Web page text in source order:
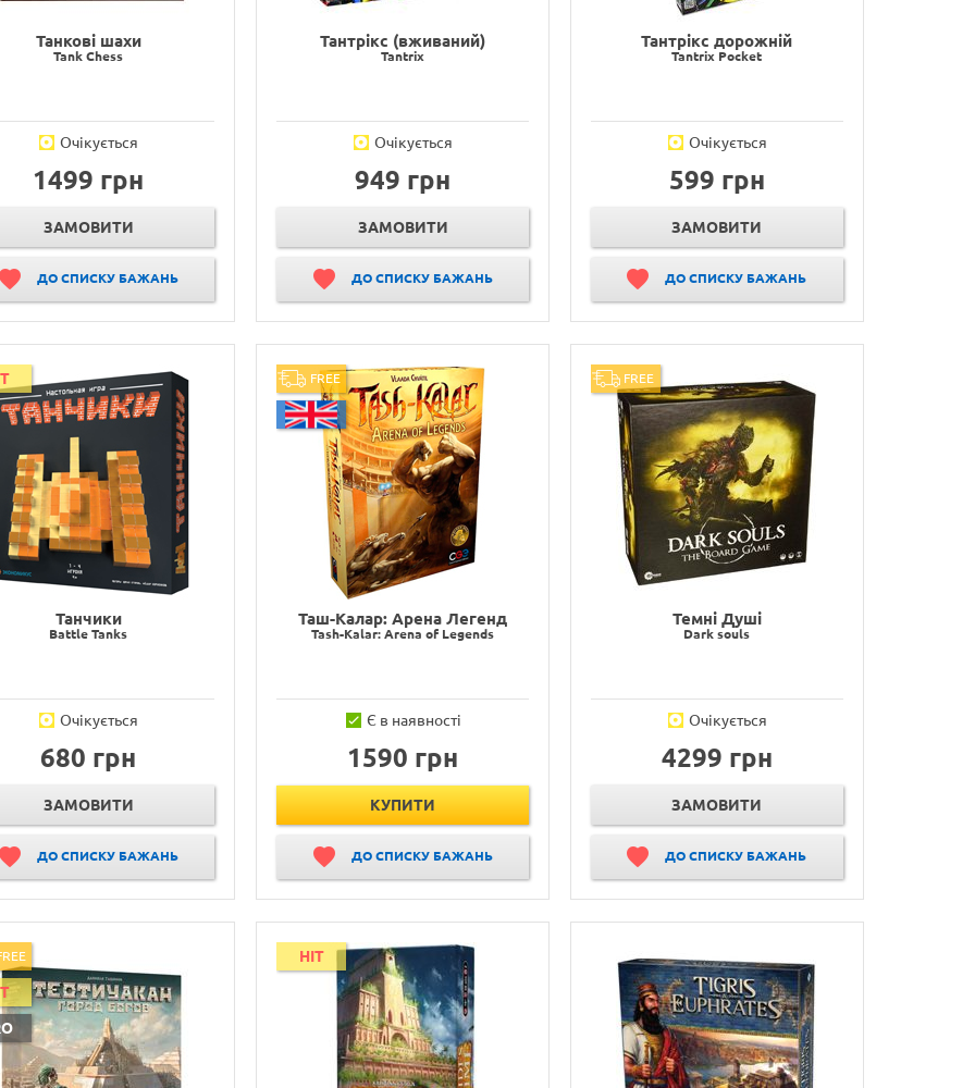
Танкові шахи
Tank Chess
Очікується
1499 грн
ЗАМОВИТИ
ДО СПИСКУ БАЖАНЬ
Тантрікс (вживаний)
Tantrix
Очікується
949 грн
ЗАМОВИТИ
ДО СПИСКУ БАЖАНЬ
Тантрікс дорожній
Tantrix Pocket
Очікується
599 грн
ЗАМОВИТИ
ДО СПИСКУ БАЖАНЬ
Танчики
Battle Tanks
Очікується
680 грн
ЗАМОВИТИ
ДО СПИСКУ БАЖАНЬ
FREE
Таш-Калар: Арена Легенд
Tash-Kalar: Arena of Legends
Є в наявності
1590 грн
КУПИТИ
ДО СПИСКУ БАЖАНЬ
FREE
Темні Душі
Dark souls
Очікується
4299 грн
ЗАМОВИТИ
ДО СПИСКУ БАЖАНЬ
HIT